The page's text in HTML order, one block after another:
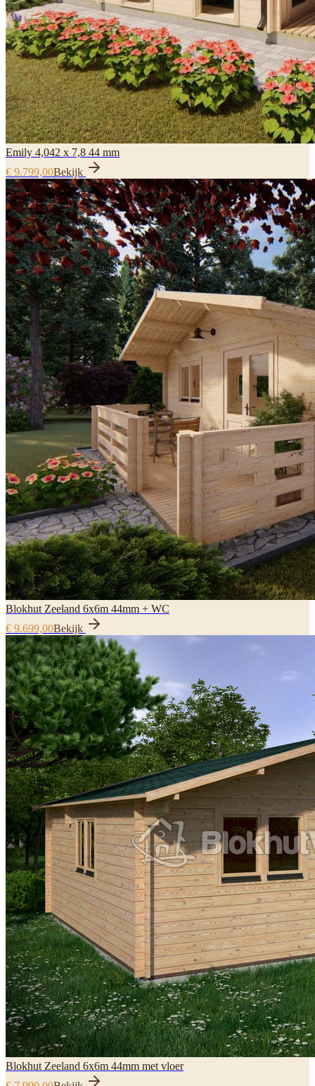
Emily 4,042 x 7,8 44 mm
€ 9.799,00Bekijk
Blokhut Zeeland 6x6m 44mm + WC
€ 9.699,00Bekijk
Blokhut Zeeland 6x6m 44mm met vloer